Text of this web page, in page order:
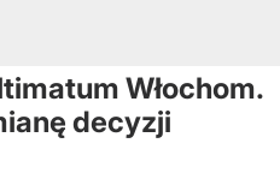
Włochom.
decyzji